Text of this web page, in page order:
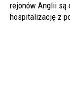
rejonów Anglii są
hospitalizację z